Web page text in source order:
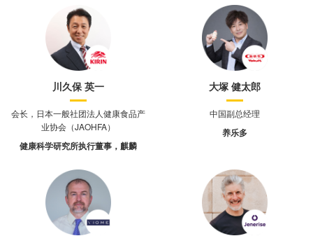
川久保 英一
会长，日本一般社团法人健康食品产
业协会（JAOHFA）
健康科学研究所执行董事，麒麟
大塚 健太郎
中国副总经理
养乐多